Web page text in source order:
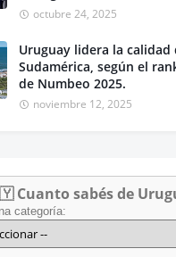
octubre 24, 2025
Uruguay lidera la calidad
Sudamérica, según el
de Numbeo 2025.
noviembre 12, 2025
Cuanto sabés de
categoría: